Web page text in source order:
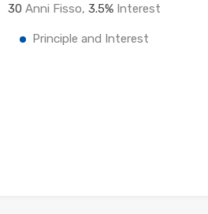
30 Anni Fisso,3.5% Interest
Principle and Interest